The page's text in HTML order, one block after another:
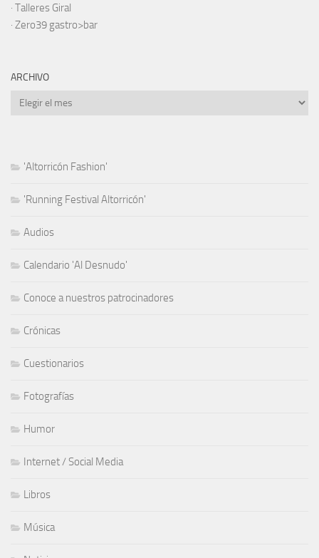
· Talleres Giral
· Zero39 gastro>bar
ARCHIVO
Archivo
'Altorricón Fashion'
'Running Festival Altorricón'
Audios
Calendario 'Al Desnudo'
Conoce a nuestros patrocinadores
Crónicas
Cuestionarios
Fotografías
Humor
Internet / Social Media
Libros
Música